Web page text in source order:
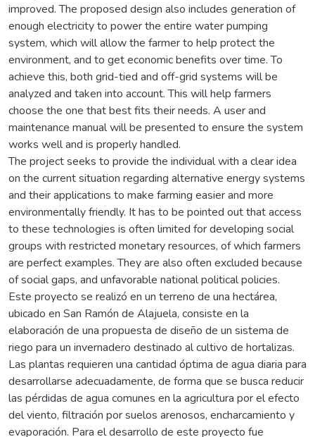
improved. The proposed design also includes generation of
enough electricity to power the entire water pumping
system, which will allow the farmer to help protect the
environment, and to get economic benefits over time. To
achieve this, both grid-tied and off-grid systems will be
analyzed and taken into account. This will help farmers
choose the one that best fits their needs. A user and
maintenance manual will be presented to ensure the system
works well and is properly handled.
The project seeks to provide the individual with a clear idea
on the current situation regarding alternative energy systems
and their applications to make farming easier and more
environmentally friendly. It has to be pointed out that access
to these technologies is often limited for developing social
groups with restricted monetary resources, of which farmers
are perfect examples. They are also often excluded because
of social gaps, and unfavorable national political policies.
Este proyecto se realizó en un terreno de una hectárea,
ubicado en San Ramón de Alajuela, consiste en la
elaboración de una propuesta de diseño de un sistema de
riego para un invernadero destinado al cultivo de hortalizas.
Las plantas requieren una cantidad óptima de agua diaria para
desarrollarse adecuadamente, de forma que se busca reducir
las pérdidas de agua comunes en la agricultura por el efecto
del viento, filtración por suelos arenosos, encharcamiento y
evaporación. Para el desarrollo de este proyecto fue